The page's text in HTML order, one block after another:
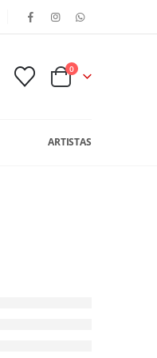
0
ARTISTAS